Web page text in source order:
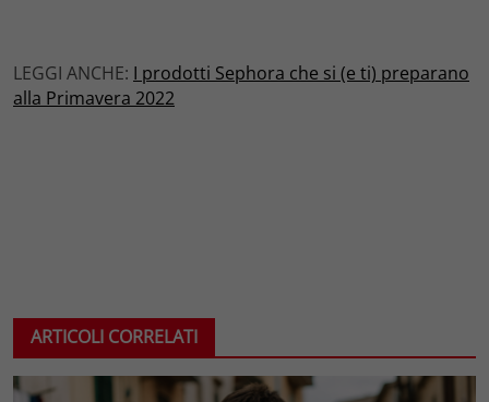
LEGGI ANCHE: I prodotti Sephora che si (e ti) preparano
alla Primavera 2022
ARTICOLI CORRELATI